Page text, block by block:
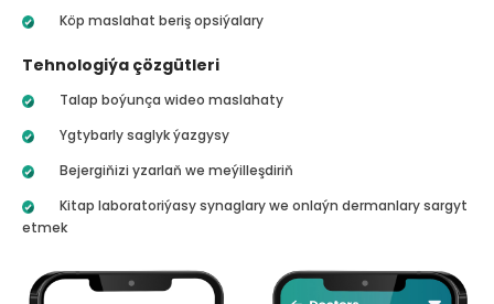
Köp maslahat beriş opsiýalary
Tehnologiýa çözgütleri
Talap boýunça wideo maslahaty
Ygtybarly saglyk ýazgysy
Bejergiňizi yzarlaň we meýilleşdiriň
Kitap laboratoriýasy synaglary we onlaýn dermanlary sargyt
etmek